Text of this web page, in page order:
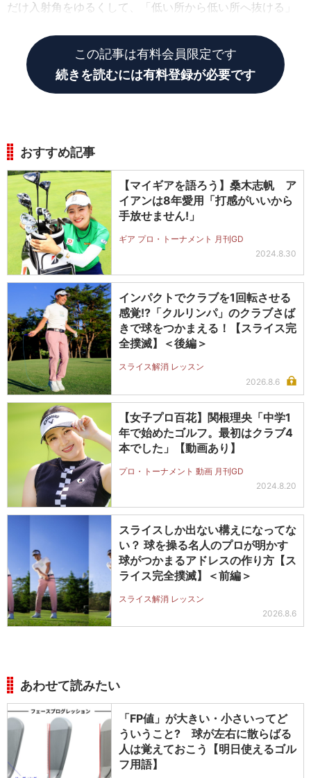
だけ入射角をゆるくして、「低い所から低い所へ抜ける」
この記事は有料会員限定です
続きを読むには有料登録が必要です
おすすめ記事
【マイギアを語ろう】桑木志帆 ア
イアンは8年愛用「打感がいいから
手放せません!」
ギア プロ・トーナメント 月刊GD
2024.8.30
インパクトでクラブを1回転させる
感覚!?「クルリンパ」のクラブさば
きで球をつかまえる！【スライス完
全撲滅】＜後編＞
スライス解消 レッスン
2026.8.6
【女子プロ百花】関根理央「中学1
年で始めたゴルフ。最初はクラブ4
本でした」【動画あり】
プロ・トーナメント 動画 月刊GD
2024.8.20
スライスしか出ない構えになってな
い？ 球を操る名人のプロが明かす
球がつかまるアドレスの作り方【ス
ライス完全撲滅】＜前編＞
スライス解消 レッスン
2026.8.6
あわせて読みたい
「FP値」が大きい・小さいってど
ういうこと? 球が左右に散らばる
人は覚えておこう【明日使えるゴル
フ用語】